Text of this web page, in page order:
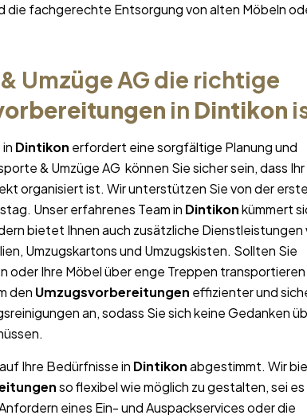
die fachgerechte Entsorgung von alten Möbeln
Umzüge AG die richtige
in Dintikon
in Dintikon erfordert eine sorgfältige Planung und
& Umzüge AG können Sie sicher sein, dass Ihr
organisiert ist. Wir unterstützen Sie von der
Unser erfahrenes Team in Dintikonkümmert
bietet Ihnen auch zusätzliche Dienstleistungen
Umzugskartons und Umzugskisten. Sollten Sie
oder Ihre Möbel über enge Treppen transportieren
den Umzugsvorbereitungen effizienter und
an, sodass Sie sich keine Gedanken
Ihre Bedürfnisse in Dintikonabgestimmt. Wir
so flexibel wie möglich zu gestalten, sei es
eines Ein- und Auspackservices oder die